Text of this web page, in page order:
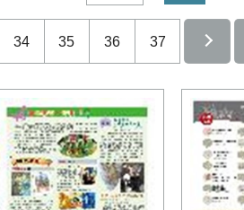
34 35 36 37